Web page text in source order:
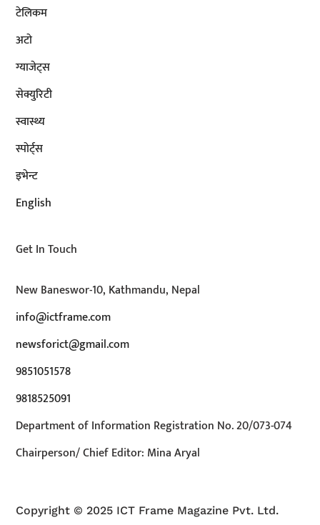
टेलिकम
अटाे
ग्याजेट्स
सेक्युरिटी
स्वास्थ्य
स्पोर्ट्स
इभेन्ट
English
Get In Touch
New Baneswor-10, Kathmandu, Nepal
info@ictframe.com
newsforict@gmail.com
9851051578
9818525091
Department of Information Registration No. 20/073-074
Chairperson/ Chief Editor: Mina Aryal
Copyright © 2025 ICT Frame Magazine Pvt. Ltd.